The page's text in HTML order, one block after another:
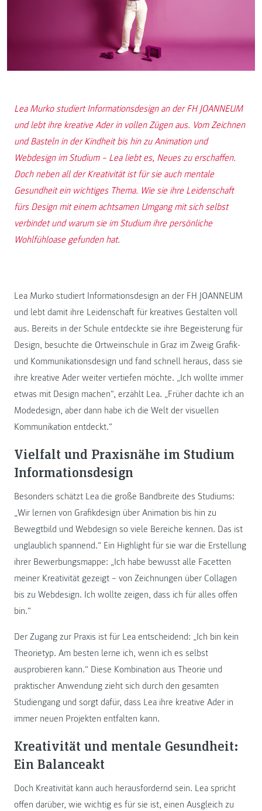
Lea Murko studiert Informationsdesign an der FH JOANNEUM
und lebt ihre kreative Ader in vollen Zügen aus. Vom Zeichnen
und Basteln in der Kindheit bis hin zu Animation und
Webdesign im Studium – Lea liebt es, Neues zu erschaffen.
Doch neben all der Kreativität ist für sie auch mentale
Gesundheit ein wichtiges Thema. Wie sie ihre Leidenschaft
fürs Design mit einem achtsamen Umgang mit sich selbst
verbindet und warum sie im Studium ihre persönliche
Wohlfühloase gefunden hat.
Lea Murko studiert Informationsdesign an der FH JOANNEUM
und lebt damit ihre Leidenschaft für kreatives Gestalten voll
aus. Bereits in der Schule entdeckte sie ihre Begeisterung für
Design, besuchte die Ortweinschule in Graz im Zweig Grafik-
und Kommunikationsdesign und fand schnell heraus, dass sie
ihre kreative Ader weiter vertiefen möchte. „Ich wollte immer
etwas mit Design machen“, erzählt Lea. „Früher dachte ich an
Modedesign, aber dann habe ich die Welt der visuellen
Kommunikation entdeckt.“
Vielfalt und Praxisnähe im Studium
Informationsdesign
Besonders schätzt Lea die große Bandbreite des Studiums:
„Wir lernen von Grafikdesign über Animation bis hin zu
Bewegtbild und Webdesign so viele Bereiche kennen. Das ist
unglaublich spannend.“ Ein Highlight für sie war die Erstellung
ihrer Bewerbungsmappe: „Ich habe bewusst alle Facetten
meiner Kreativität gezeigt – von Zeichnungen über Collagen
bis zu Webdesign. Ich wollte zeigen, dass ich für alles offen
bin.“
Der Zugang zur Praxis ist für Lea entscheidend: „Ich bin kein
Theorietyp. Am besten lerne ich, wenn ich es selbst
ausprobieren kann.“ Diese Kombination aus Theorie und
praktischer Anwendung zieht sich durch den gesamten
Studiengang und sorgt dafür, dass Lea ihre kreative Ader in
immer neuen Projekten entfalten kann.
Kreativität und mentale Gesundheit:
Ein Balanceakt
Doch Kreativität kann auch herausfordernd sein. Lea spricht
offen darüber, wie wichtig es für sie ist, einen Ausgleich zu